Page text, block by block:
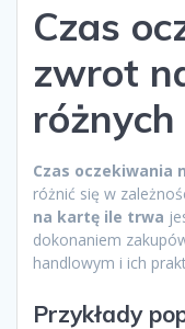
Czas
zwrot
Czas oczekiwania
różnić się w
na kartę ile trwa
dokonaniem
handlowym i ich
Przykłady